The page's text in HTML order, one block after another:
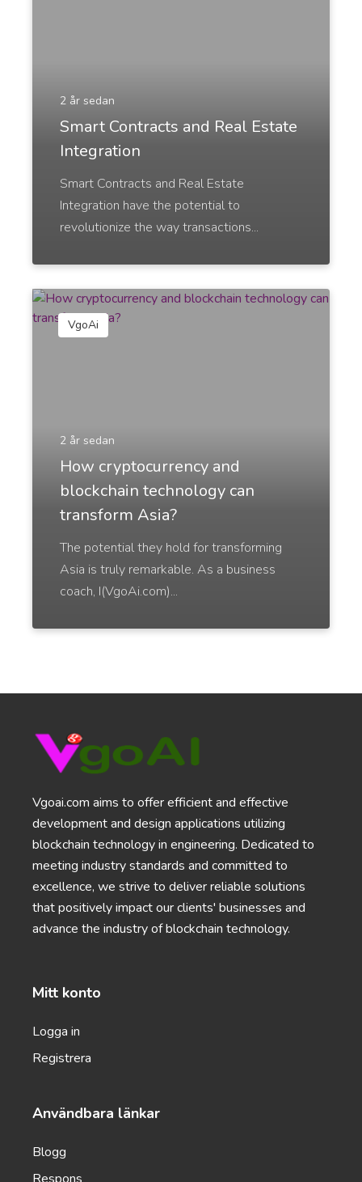
YouTube Titles
Catchy titles that attract more views and increase
YouTube Descriptions
Catchy and persuasive YouTube descriptions that
help your videos rank higher.
YouTube Outlines
Video outlines that are a breeze to create and
uber-engaging.
LinkedIn Posts
trust and authority in your industry.
TikTok Video Scripts
Video scripts that are ready to shoot and will
Website
tags that will boost your search rankings for your
SEO Meta Tags (Homepage)
A set of optimized meta title and meta description
tags that will boost your search rankings for your
2 år sedan
Smart Contracts and Real Estate
Integration
Smart Contracts and Real Estate
Integration have the potential to
revolutionize the way transactions...
VgoAi
2 år sedan
How cryptocurrency and
blockchain technology can
transform Asia?
The potential they hold for transforming
Asia is truly remarkable. As a business
coach, I(VgoAi.com)...
Vgoai.com aims to offer efficient and effective
development and design applications utilizing
blockchain technology in engineering. Dedicated to
meeting industry standards and committed to
excellence, we strive to deliver reliable solutions
that positively impact our clients' businesses and
advance the industry of blockchain technology.
Mitt konto
Logga in
Registrera
Användbara länkar
Blogg